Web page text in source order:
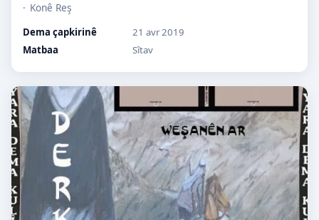
Konê Reş
Dema çapkirinê
21 avr 2019
Matbaa
Sîtav